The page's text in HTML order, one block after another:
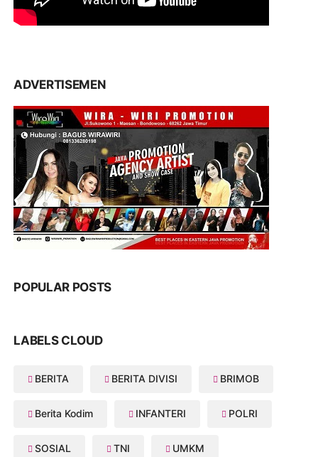
ADVERTISEMEN
POPULAR POSTS
LABELS CLOUD
BERITA BERITA DIVISI BRIMOB
Berita Kodim INFANTERI POLRI
SOSIAL TNI UMKM